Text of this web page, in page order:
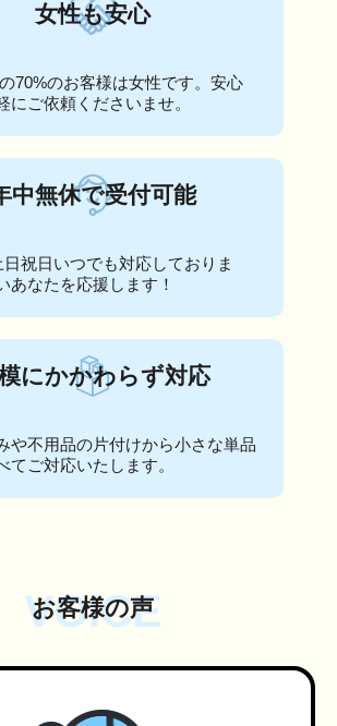
女性も安心
70%のお客様は女性です。安心
にご依頼くださいませ。
中無休で受付可能
祝日いつでも対応しておりま
あなたを応援します！
にかかわらず対応
や不用品の片付けから小さな単品
てご対応いたします。
VOICE
お客様の声